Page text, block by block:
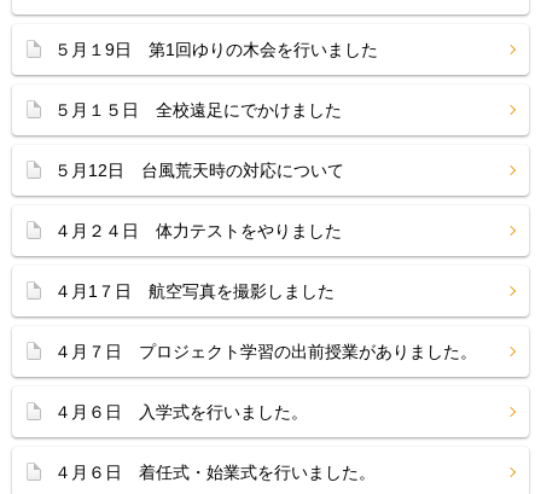
５月１9日 第1回ゆりの木会を行いました
５月１５日 全校遠足にでかけました
５月12日 台風荒天時の対応について
４月２４日 体力テストをやりました
４月1７日 航空写真を撮影しました
４月７日 プロジェクト学習の出前授業がありました。
４月６日 入学式を行いました。
４月６日 着任式・始業式を行いました。